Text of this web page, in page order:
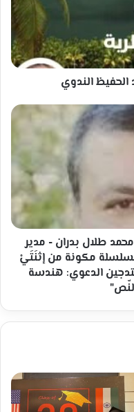
الحفيظ الندوي
محمد طلال بدران - مدير
مكونة من إثنَتَيْ
الدعوي: هندسة